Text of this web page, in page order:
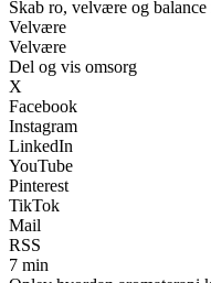
Skab ro, velvære og
Velvære
Velvære
Del og vis omsorg
X
Facebook
Instagram
LinkedIn
YouTube
Pinterest
TikTok
Mail
RSS
7 min